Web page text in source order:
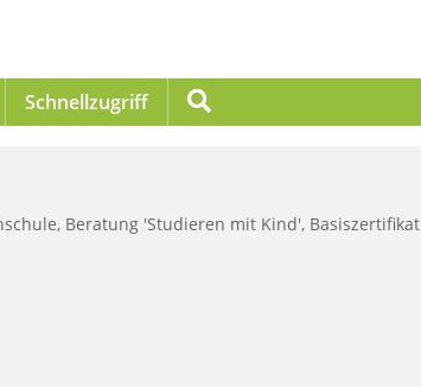
Schnellzugriff
Beratung 'Studieren mit Kind', Basiszertifikat